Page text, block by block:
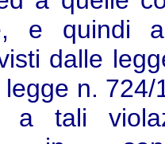
e quindi
dalle
n.
a tali